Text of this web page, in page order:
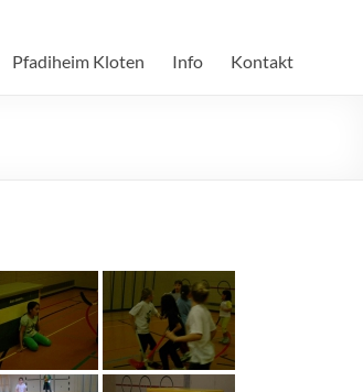
Pfadiheim Kloten Info Kontakt